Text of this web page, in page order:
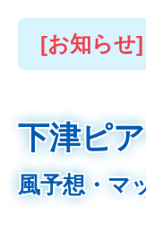
[お知らせ]
下津ピ
風予想・マ